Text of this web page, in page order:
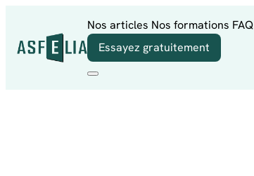
Nos articles Nos formations FAQ
Essayez gratuitement